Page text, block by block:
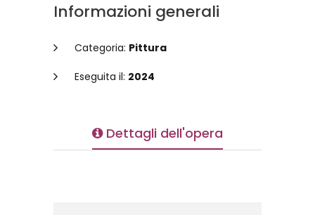
Informazioni generali
Categoria: Pittura
Eseguita il: 2024
Dettagli dell'opera